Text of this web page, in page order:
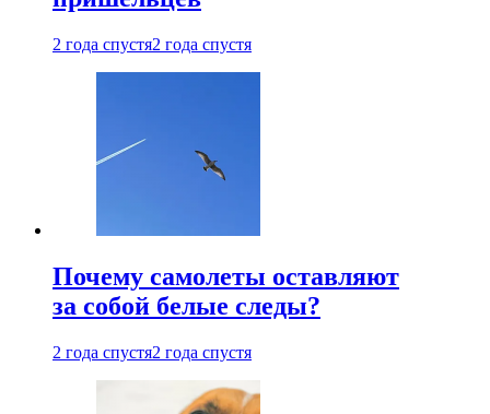
2 года спустя2 года спустя
Почему самолеты оставляют
за собой белые следы?
2 года спустя2 года спустя